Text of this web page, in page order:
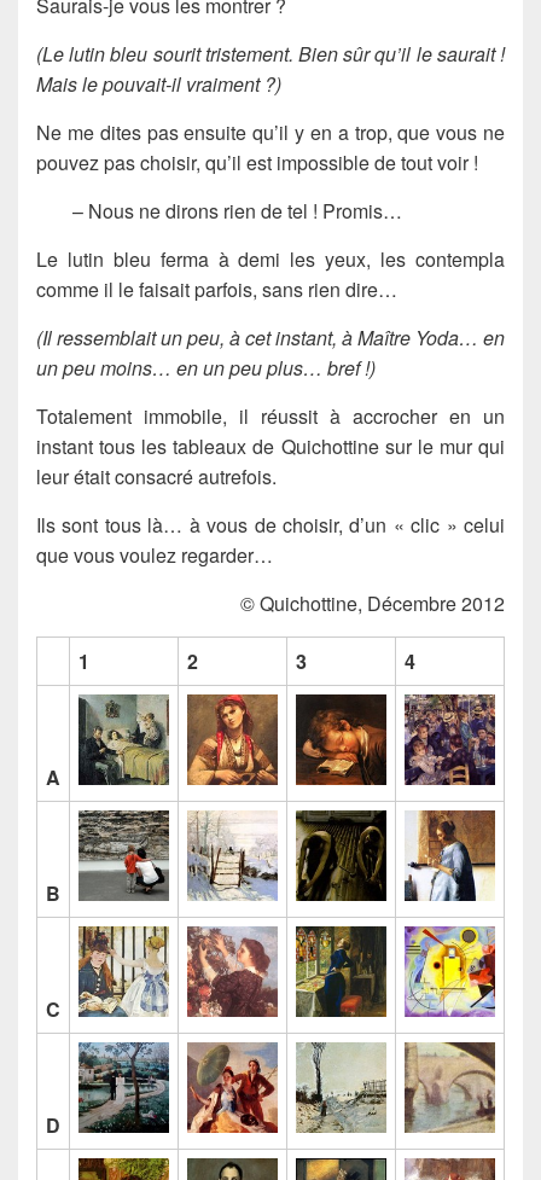
(Le lutin bleu sourit tristement. Bien sûr qu’il le saurait !
Mais le pouvait-il vraiment ?)
Ne me dites pas ensuite qu’il y en a trop, que vous ne
pouvez pas choisir, qu’il est impossible de tout voir !
– Nous ne dirons rien de tel ! Promis…
Le lutin bleu ferma à demi les yeux, les contempla
comme il le faisait parfois, sans rien dire…
(Il ressemblait un peu, à cet instant, à Maître Yoda… en
un peu moins… en un peu plus… bref !)
Totalement immobile, il réussit à accrocher en un
instant tous les tableaux de Quichottine sur le mur qui
leur était consacré autrefois.
Ils sont tous là… à vous de choisir, d’un « clic » celui
que vous voulez regarder…
© Quichottine, Décembre 2012
1 2 3 4
A
B
C
D